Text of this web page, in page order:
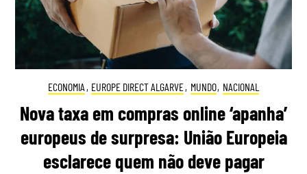
ECONOMIA , EUROPE DIRECT ALGARVE, MUNDO, NACIONAL
Nova taxa em compras online ‘apanha’
europeus de surpresa: União Europeia
esclarece quem não deve pagar